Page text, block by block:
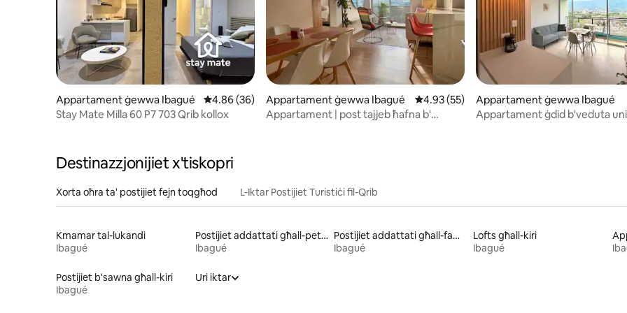
Appartament ġewwa Ibagué Rating medju ta' 4.86 minn 5, skont dan-numru ta' reviews: 36
4.86 (36)
Stay Mate Milla 60 P7 703 Qrib kollox
Appartament ġewwa Ibagué Rating medju ta' 4.93 minn 5, skont dan-
4.93 (55)
Appartament | post tajjeb ħafna b'
Appartament ġewwa Ibagué
Appartament ġdid b'veduta
Destinazzjonijiet x'tiskopri
Xorta oħra ta' postijiet fejn toqgħod L-Iktar Postijiet Turistiċi fil-Qrib
Kmamar tal-lukandi
Ibagué
Postijiet addattati għall-pets għall-kiri
Ibagué
Postijiet addattati għall-familja għall-kiri
Ibagué
Lofts għall-kiri
Ibagué
Postijiet b'sawna għall-kiri
Ibagué
Uri iktar